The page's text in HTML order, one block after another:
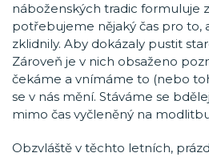
náboženských tradic formuluje
potřebujeme nějaký čas pro to,
zklidnily. Aby dokázaly pustit
Zároveň je v nich obsaženo
čekáme a vnímáme to (nebo
se v nás mění. Stáváme se
mimo čas vyčleněný na
Obzvláště v těchto letních,